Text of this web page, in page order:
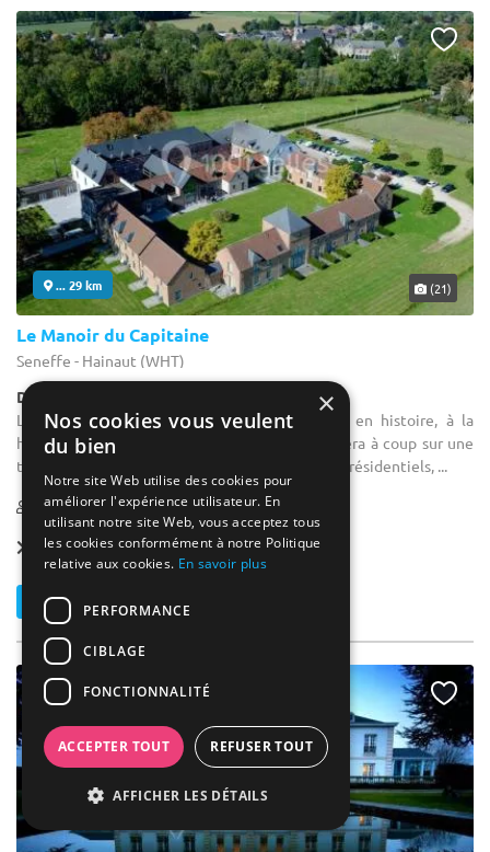
... 29 km (21)
Le Manoir du Capitaine
Seneffe - Hainaut (WHT)
Demeure de caractère / Domaine
Location salle de formation : Un décor riche en histoire, à la
hauteur de votre image de marque, qui apportera à coup sur une
touche particulière à vos séminaires, séminaires résidentiels, ...
1-230 60 max
Forfait dès42 € / pers.
Contacter
×
Nos cookies vous veulent
du bien
Notre site Web utilise des cookies pour
améliorer l'expérience utilisateur. En
utilisant notre site Web, vous acceptez tous
les cookies conformément à notre Politique
relative aux cookies. En savoir plus
PERFORMANCE
CIBLAGE
FONCTIONNALITÉ
ACCEPTER TOUT REFUSER TOUT
AFFICHER LES DÉTAILS